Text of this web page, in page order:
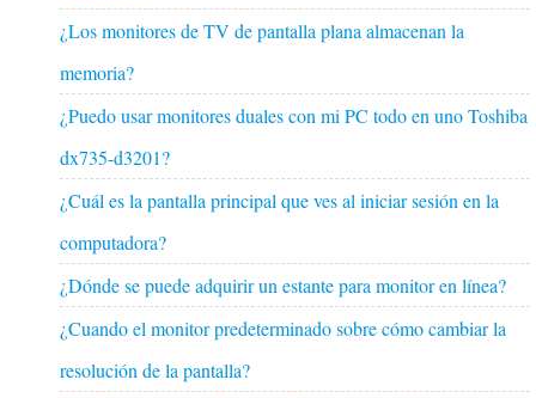
¿Los monitores de TV de pantalla plana almacenan la
memoria?
¿Puedo usar monitores duales con mi PC todo en uno Toshiba
dx735-d3201?
¿Cuál es la pantalla principal que ves al iniciar sesión en la
computadora?
¿Dónde se puede adquirir un estante para monitor en línea?
¿Cuando el monitor predeterminado sobre cómo cambiar la
resolución de la pantalla?